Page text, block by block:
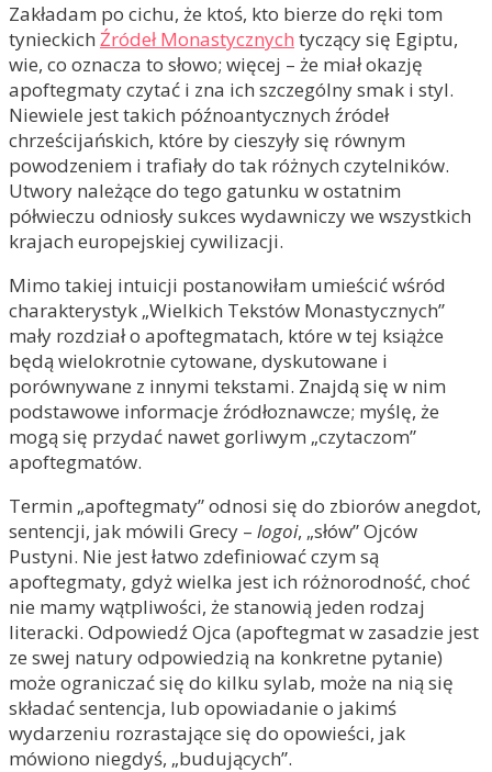
Zakładam po cichu, że ktoś, kto bierze do ręki tom
tynieckich Źródeł Monastycznych tyczący się Egiptu,
wie, co oznacza to słowo; więcej – że miał okazję
apoftegmaty czytać i zna ich szczególny smak i styl.
Niewiele jest takich późnoantycznych źródeł
chrześcijańskich, które by cieszyły się równym
powodzeniem i trafiały do tak różnych czytelników.
Utwory należące do tego gatunku w ostatnim
półwieczu odniosły sukces wydawniczy we wszystkich
krajach europejskiej cywilizacji.
Mimo takiej intuicji postanowiłam umieścić wśród
charakterystyk „Wielkich Tekstów Monastycznych”
mały rozdział o apoftegmatach, które w tej książce
będą wielokrotnie cytowane, dyskutowane i
porównywane z innymi tekstami. Znajdą się w nim
podstawowe informacje źródłoznawcze; myślę, że
mogą się przydać nawet gorliwym „czytaczom”
apoftegmatów.
Termin „apoftegmaty” odnosi się do zbiorów anegdot,
sentencji, jak mówili Grecy – logoi, „słów” Ojców
Pustyni. Nie jest łatwo zdefiniować czym są
apoftegmaty, gdyż wielka jest ich różnorodność, choć
nie mamy wątpliwości, że stanowią jeden rodzaj
literacki. Odpowiedź Ojca (apoftegmat w zasadzie jest
ze swej natury odpowiedzią na konkretne pytanie)
może ograniczać się do kilku sylab, może na nią się
składać sentencja, lub opowiadanie o jakimś
wydarzeniu rozrastające się do opowieści, jak
mówiono niegdyś, „budujących”.